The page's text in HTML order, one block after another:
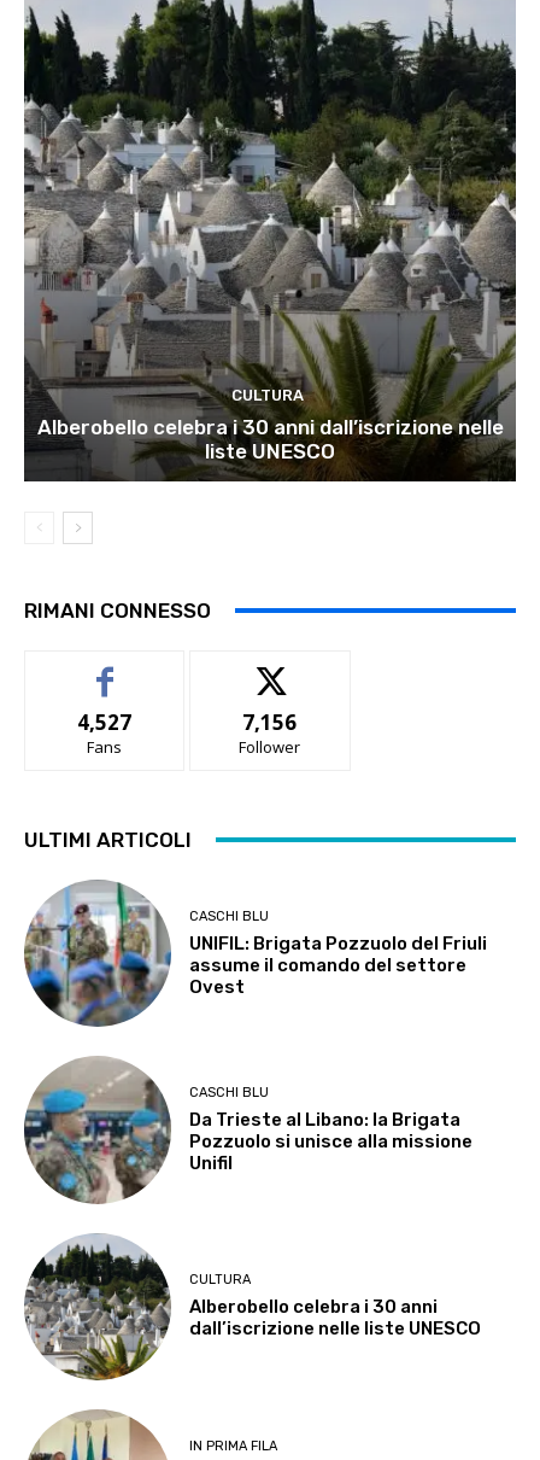
CULTURA
Alberobello celebra i 30 anni dall’iscrizione nelle
liste UNESCO
RIMANI CONNESSO
4,527
Fans
7,156
Follower
ULTIMI ARTICOLI
CASCHI BLU
UNIFIL: Brigata Pozzuolo del Friuli
assume il comando del settore
Ovest
CASCHI BLU
Da Trieste al Libano: la Brigata
Pozzuolo si unisce alla missione
Unifil
CULTURA
Alberobello celebra i 30 anni
dall’iscrizione nelle liste UNESCO
IN PRIMA FILA